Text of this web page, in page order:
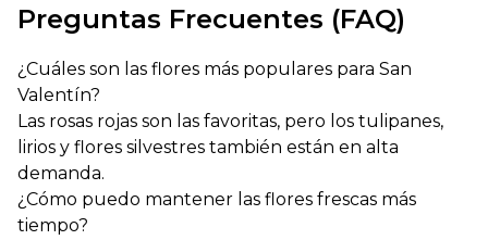
Preguntas Frecuentes (FAQ)
¿Cuáles son las flores más populares para San
Valentín?
Las rosas rojas son las favoritas, pero los tulipanes,
lirios y flores silvestres también están en alta
demanda.
¿Cómo puedo mantener las flores frescas más
tiempo?